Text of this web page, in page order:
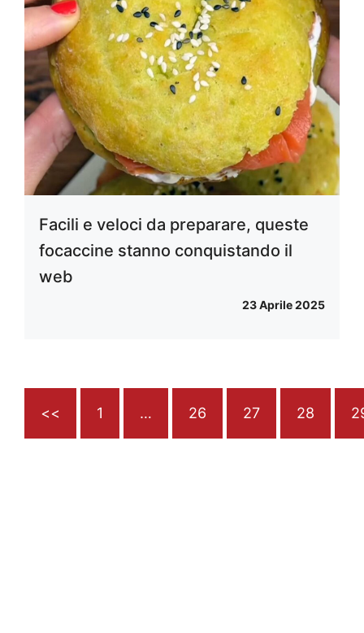
Facili e veloci da preparare, queste
focaccine stanno conquistando il
web
23 Aprile 2025
<< 1 … 26 27 28